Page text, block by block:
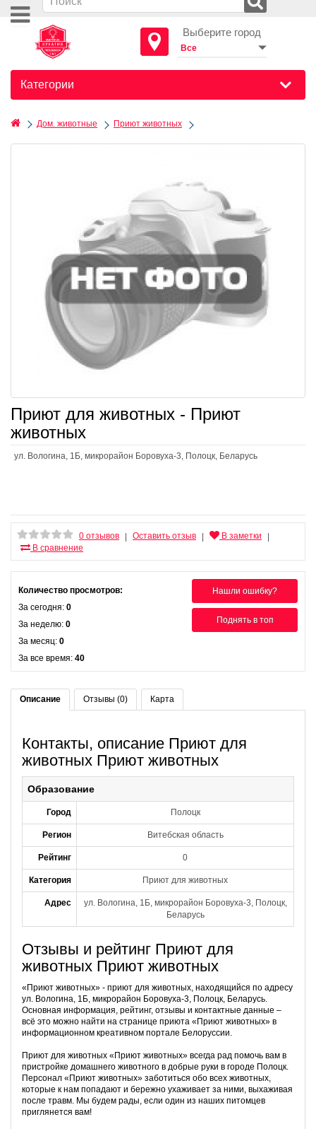
Выберите город
Категории
Дом. животные Приют животных
Приют для животных - Приют
животных
ул. Вологина, 1Б, микрорайон Боровуха-3, Полоцк, Беларусь
0 отзывов Оставить отзыв В заметки
В сравнение
Нашли ошибку?
Поднять в топ
Количество просмотров:
За сегодня: 0
За неделю: 0
За месяц: 0
За все время: 40
Описание Отзывы (0) Карта
Контакты, описание Приют для
животных Приют животных
Образование
Город Полоцк
Регион Витебская область
Рейтинг 0
Категория Приют для животных
Адрес
ул. Вологина, 1Б, микрорайон Боровуха-3, Полоцк,
Беларусь
Отзывы и рейтинг Приют для
животных Приют животных
«Приют животных» - приют для животных, находящийся по адресу
ул. Вологина, 1Б, микрорайон Боровуха-3, Полоцк, Беларусь.
Основная информация, рейтинг, отзывы и контактные данные –
всё это можно найти на странице приюта «Приют животных» в
информационном креативном портале Белоруссии.
Приют для животных «Приют животных» всегда рад помочь вам в
пристройке домашнего животного в добрые руки в городе Полоцк.
Персонал «Приют животных» заботиться обо всех животных,
которые к нам попадают и бережно ухаживает за ними, выхаживая
после травм. Мы будем рады, если один из наших питомцев
приглянется вам!